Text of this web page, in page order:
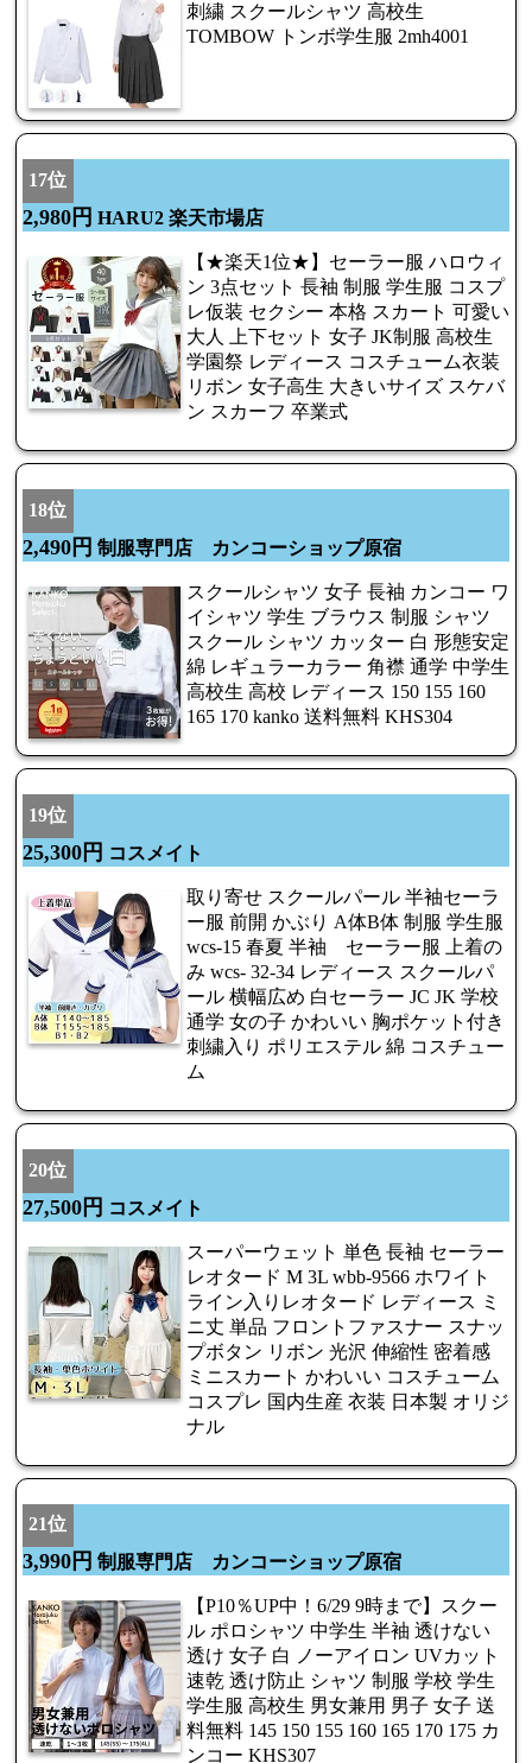
刺繍 スクールシャツ 高校生
TOMBOW トンボ学生服 2mh4001
17位
2,980円 HARU2 楽天市場店
【★楽天1位★】セーラー服 ハロウィ
ン 3点セット 長袖 制服 学生服 コスプ
レ仮装 セクシー 本格 スカート 可愛い
大人 上下セット 女子 JK制服 高校生
学園祭 レディース コスチューム衣装
リボン 女子高生 大きいサイズ スケバ
ン スカーフ 卒業式
18位
2,490円 制服専門店 カンコーショップ原宿
スクールシャツ 女子 長袖 カンコー ワ
イシャツ 学生 ブラウス 制服 シャツ
スクール シャツ カッター 白 形態安定
綿 レギュラーカラー 角襟 通学 中学生
高校生 高校 レディース 150 155 160
165 170 kanko 送料無料 KHS304
19位
25,300円 コスメイト
取り寄せ スクールパール 半袖セーラ
ー服 前開 かぶり A体B体 制服 学生服
wcs-15 春夏 半袖 セーラー服 上着の
み wcs- 32-34 レディース スクールパ
ール 横幅広め 白セーラー JC JK 学校
通学 女の子 かわいい 胸ポケット付き
刺繍入り ポリエステル 綿 コスチュー
ム
20位
27,500円 コスメイト
スーパーウェット 単色 長袖 セーラー
レオタード M 3L wbb-9566 ホワイト
ライン入りレオタード レディース ミ
ニ丈 単品 フロントファスナー スナッ
プボタン リボン 光沢 伸縮性 密着感
ミニスカート かわいい コスチューム
コスプレ 国内生産 衣装 日本製 オリジ
ナル
21位
3,990円 制服専門店 カンコーショップ原宿
【P10％UP中！6/29 9時まで】スクー
ル ポロシャツ 中学生 半袖 透けない
透け 女子 白 ノーアイロン UVカット
速乾 透け防止 シャツ 制服 学校 学生
学生服 高校生 男女兼用 男子 女子 送
料無料 145 150 155 160 165 170 175 カ
ンコー KHS307